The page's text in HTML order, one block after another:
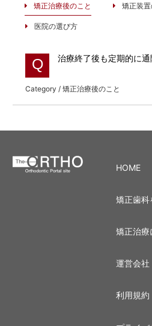
矯正治療後のこと 矯正装
医院の選び方
Q 治療終了後も定期的に
Category / 矯正治療後のこと
HOME
矯正歯科
矯正治療
運営会社
利用規約